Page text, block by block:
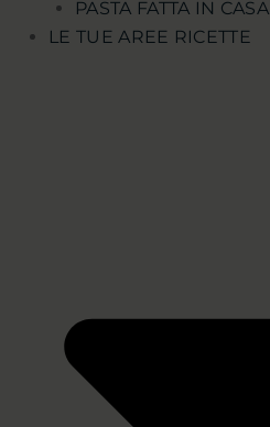
PASTA FATTA IN CASA
LE TUE AREE RICETTE